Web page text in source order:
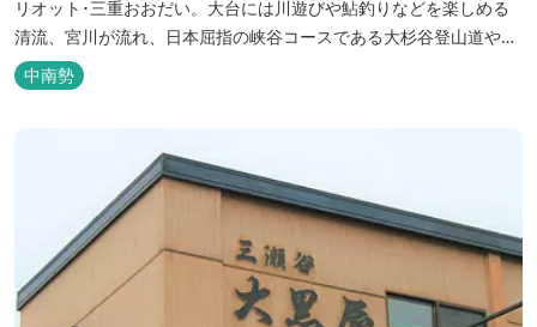
リオット･三重おおだい。大台には川遊びや鮎釣りなどを楽しめる
清流、宮川が流れ、日本屈指の峡谷コースである大杉谷登山道や、
登山初心者から楽しめる総門山など、表情豊かな山々が連なりま
す。 日本の滝百選に選ばれている七ッ釜滝など、大自然が作り出す
点として、当ホテルは快適さを追...
中南勢